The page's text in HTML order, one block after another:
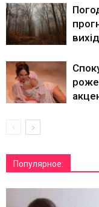
Популярное: